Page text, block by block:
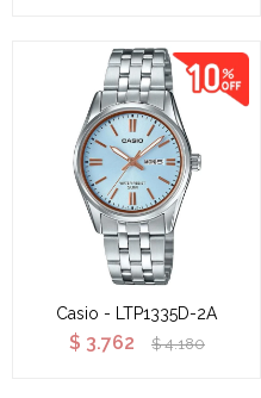
Casio - LTP1335D-2A
$ 3.762 $ 4.180